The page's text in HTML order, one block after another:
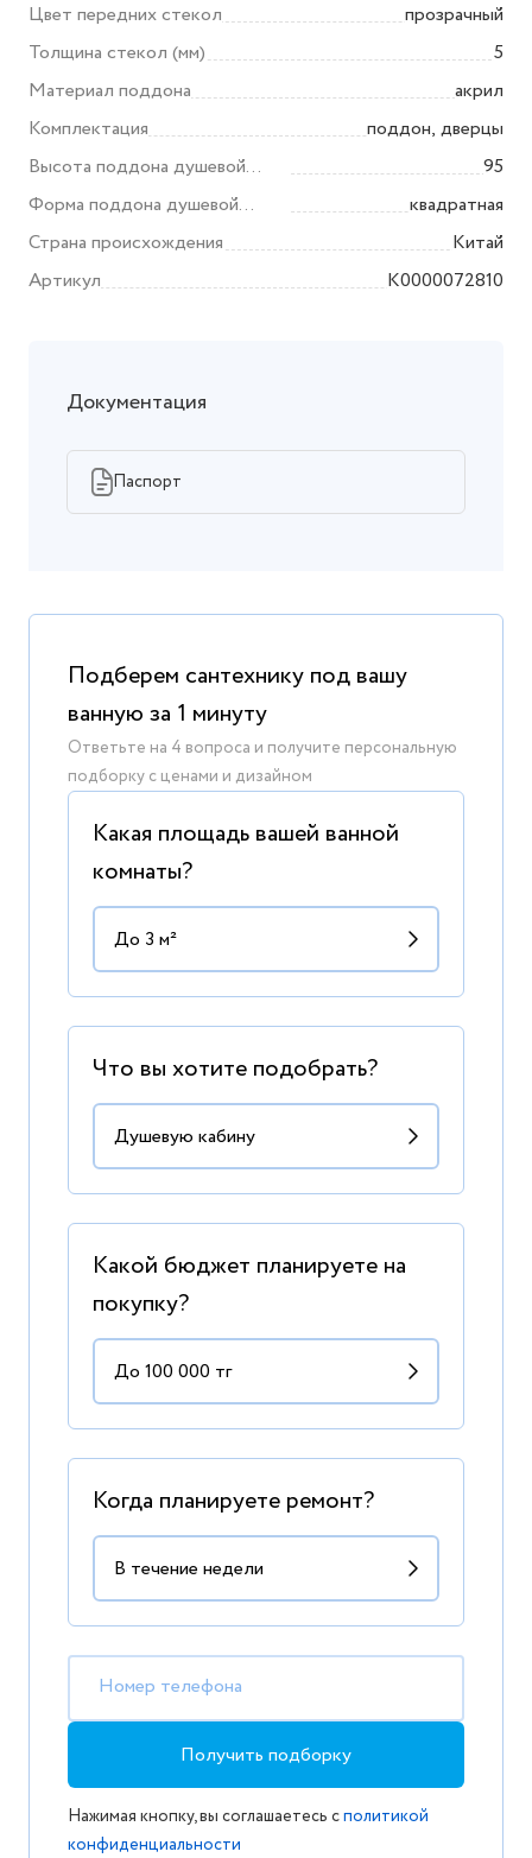
Цвет передних стекол
прозрачный
Толщина стекол (мм)
5
Материал поддона
акрил
Комплектация
поддон, дверцы
Высота поддона душевой
кабины/ограждения (мм)
95
Форма поддона душевой
кабины/ограждения
квадратная
Страна происхождения
Китай
Артикул
K0000072810
Документация
Паспорт
Подберем сантехнику под вашу
ванную за 1 минуту
Ответьте на 4 вопроса и получите персональную
подборку с ценами и дизайном
Какая площадь вашей ванной
комнаты?
Что вы хотите подобрать?
Какой бюджет планируете на
покупку?
Когда планируете ремонт?
Номер телефона
Получить подборку
Нажимая кнопку, вы соглашаетесь сполитикой
конфиденциальности